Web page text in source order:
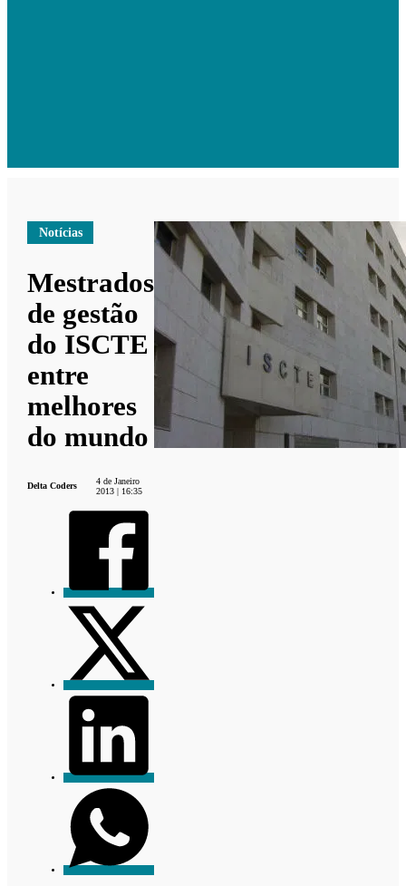
Notícias
Mestrados
de gestão
do ISCTE
entre
melhores
do mundo
Delta Coders
4 de Janeiro
2013 | 16:35